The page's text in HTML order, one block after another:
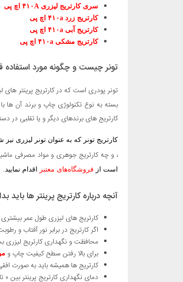
سری کارتریج لیزری ۴۱۰A اچ پی
کارتریج زرد ۴۱۰a اچ پی
کارتریج آبی ۴۱۰a اچ پی
کارتریج مشکی ۴۱۰a اچ پی
تونر چیست و چگونه مورد استفاده
تونر پودری است که در کارتریج پرینتر
بسته به نوع تکنولوژی چاپ و برند آن ها
کارتریج های برندهای دیگر و یا تقلبی در
کارتریج تونر که به عنوان تونر لیزری
، و چه کارتریج جوهری و مواد مصرفی
است از فروشگاه‌های معتبر اقدام نمایید.
آنچه درباره کارتریج پرینتر ها باید
کارتریج های لیزری طول عمر
اگر کارتریج در برابر نور آفتاب و
محافظت و نگهداری کارتریج لیزری
برای بالا رفتن سطح کیفیت چاپ و
کارتریج ها همیشه باید به صورت
دمای نگهداری کارتریج پرینتر بین ۰ تا ۳۵ درجه می‌باشد.